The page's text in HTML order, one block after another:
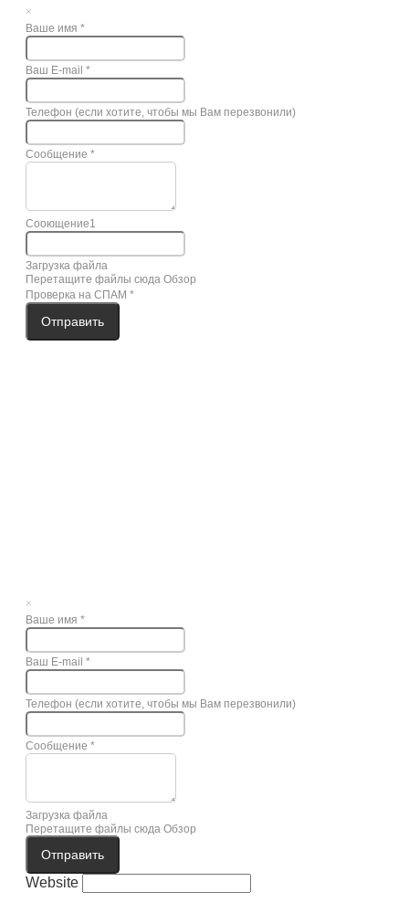
×
Ваше имя *
Ваш E-mail *
Телефон (если хотите, чтобы мы Вам перезвонили)
Сообщение *
Сооющение1
Загрузка файла
Перетащите файлы сюда Обзор
Проверка на СПАМ *
Отправить
×
Ваше имя *
Ваш E-mail *
Телефон (если хотите, чтобы мы Вам перезвонили)
Сообщение *
Загрузка файла
Перетащите файлы сюда Обзор
Отправить
Website